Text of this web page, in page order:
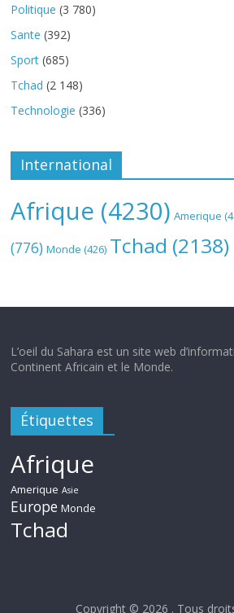
Politique (3 780)
Sante (392)
Sport (685)
Tchad (2 148)
Technologie (336)
International
Afrique (4230) Amerique
(776) Monde (426) Tchad (2138)
L’oeil du Sahara est un site web
Continent Africain et le Monde.
Étiquettes
Afrique
Amerique Asie
Europe Monde
Tchad
Copyright © 2026 . Tous